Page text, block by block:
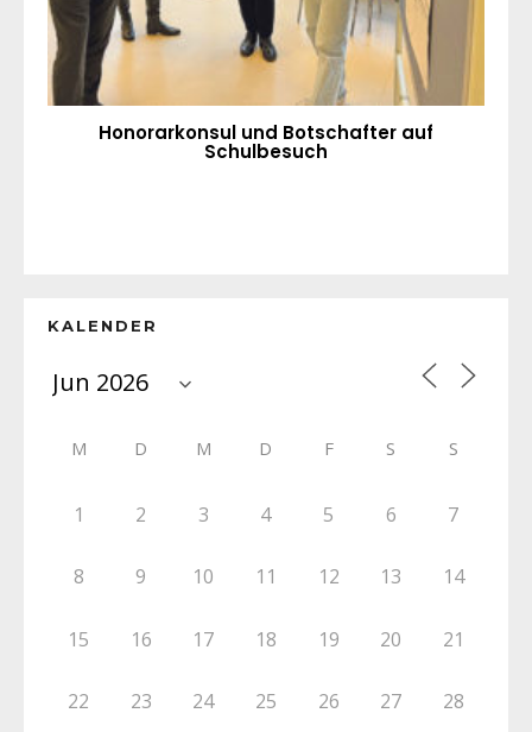
Honorarkonsul und Botschafter auf
Schulbesuch
KALENDER
M D M D F S S
1 2 3 4 5 6 7
8 9 10 11 12 13 14
15 16 17 18 19 20 21
22 23 24 25 26 27 28